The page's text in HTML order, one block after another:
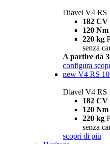
Diavel V4 RS
182 CV
120 Nm
220 kg
senza
A partire da
configura
new V4 RS
Diavel V4 RS
182 CV
120 Nm
220 kg
senza
scopri di più